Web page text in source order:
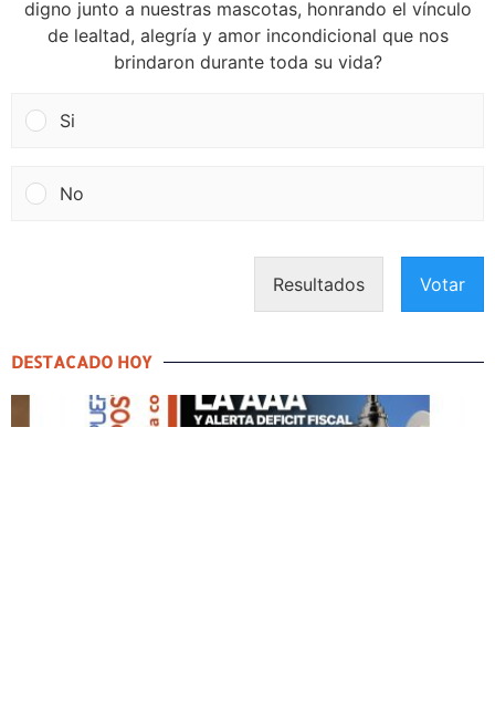
digno junto a nuestras mascotas, honrando el vínculo
de lealtad, alegría y amor incondicional que nos
brindaron durante toda su vida?
Si
No
Resultados Votar
DESTACADO HOY